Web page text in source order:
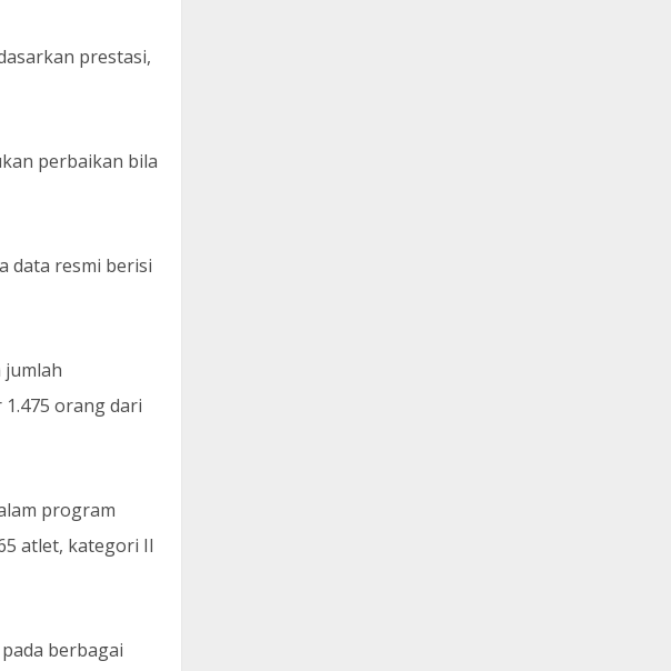
prestasi,
perbaikan bila
data resmi berisi
jumlah
orang dari
program
atlet, kategori II
berbagai